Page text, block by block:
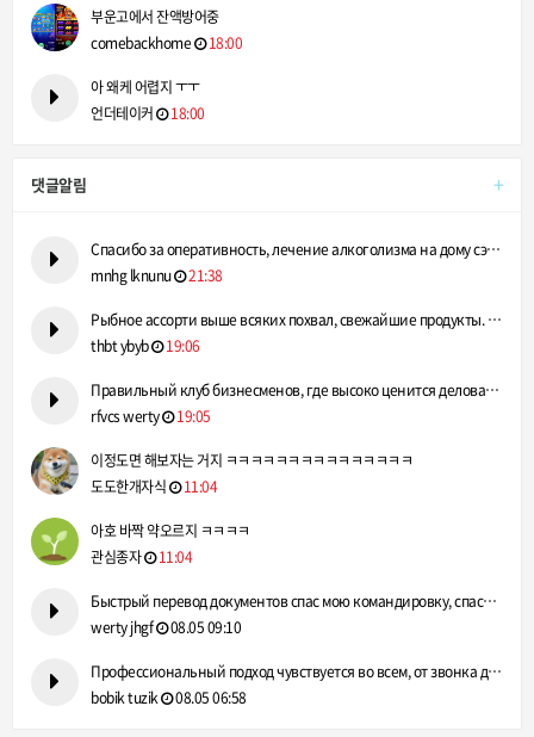
부운고에서 잔액방어중
comebackhome
18:00
아 왜케 어렵지 ㅜㅜ
언더테이커
18:00
+
댓글알림
Спасибо за оперативность, лечение алкоголизма на дому сэконо…
mnhg lknunu
21:38
Рыбное ассорти выше всяких похвал, свежайшие продукты. https…
thbt ybyb
19:06
Правильный клуб бизнесменов, где высоко ценится деловая репу…
rfvcs werty
19:05
이정도면 해보자는 거지 ㅋㅋㅋㅋㅋㅋㅋㅋㅋㅋㅋㅋㅋㅋㅋ
도도한개자식
11:04
아호 바짝 약오르지 ㅋㅋㅋㅋ
관심종자
11:04
Быстрый перевод документов спас мою командировку, спасибо! h…
werty jhgf
08.05 09:10
Профессиональный подход чувствуется во всем, от звонка до вы…
bobik tuzik
08.05 06:58